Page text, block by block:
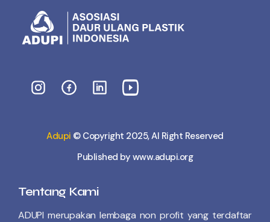
Adupi © Copyright 2025, Al Right Reserved
Published by www.adupi.org
Tentang Kami
ADUPI merupakan lembaga non profit yang terdaftar